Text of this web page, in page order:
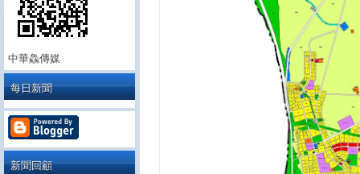
中華鱻傳媒
每日新聞
新聞回顧